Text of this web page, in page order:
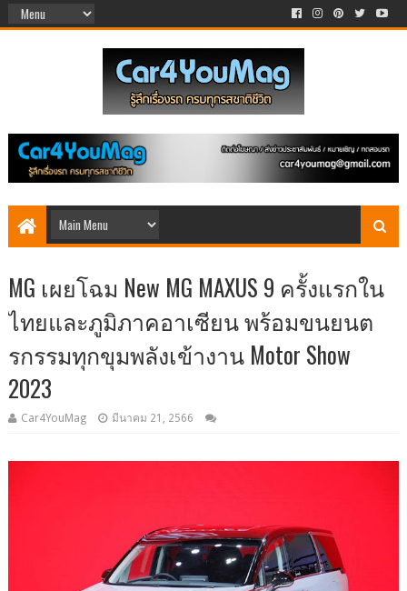
MG เผยโฉม New MG MAXUS 9 ครั้งแรกใน
ไทยและภูมิภาคอาเซียน พร้อมขนยนต
รกรรมทุกขุมพลังเข้างาน Motor Show
2023
Car4YouMag มีนาคม 21, 2566